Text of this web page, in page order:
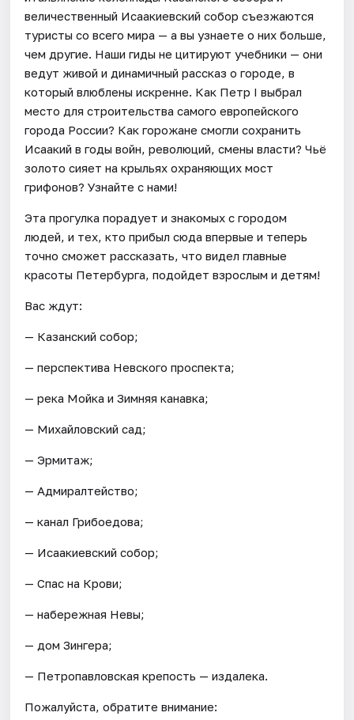
величественный Исаакиевский собор съезжаются
туристы со всего мира — а вы узнаете о них больше,
чем другие. Наши гиды не цитируют учебники — они
ведут живой и динамичный рассказ о городе, в
который влюблены искренне. Как Петр I выбрал
место для строительства самого европейского
города России? Как горожане смогли сохранить
Исаакий в годы войн, революций, смены власти? Чьё
золото сияет на крыльях охраняющих мост
грифонов? Узнайте с нами!
Эта прогулка порадует и знакомых с городом
людей, и тех, кто прибыл сюда впервые и теперь
точно сможет рассказать, что видел главные
красоты Петербурга, подойдет взрослым и детям!
Вас ждут:
— Казанский собор;
— перспектива Невского проспекта;
— река Мойка и Зимняя канавка;
— Михайловский сад;
— Эрмитаж;
— Адмиралтейство;
— канал Грибоедова;
— Исаакиевский собор;
— Спас на Крови;
— набережная Невы;
— дом Зингера;
— Петропавловская крепость — издалека.
Пожалуйста, обратите внимание: